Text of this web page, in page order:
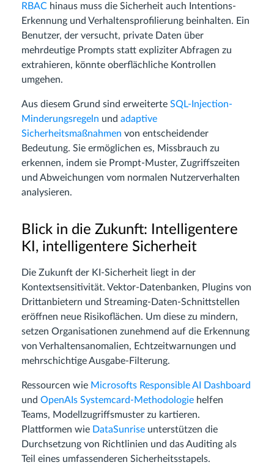
RBAC hinaus muss die Sicherheit auch Intentions-
Erkennung und Verhaltensprofilierung beinhalten. Ein
Benutzer, der versucht, private Daten über
mehrdeutige Prompts statt expliziter Abfragen zu
extrahieren, könnte oberflächliche Kontrollen
umgehen.
Aus diesem Grund sind erweiterte SQL-Injection-
Minderungsregeln und adaptive
Sicherheitsmaßnahmen von entscheidender
Bedeutung. Sie ermöglichen es, Missbrauch zu
erkennen, indem sie Prompt-Muster, Zugriffszeiten
und Abweichungen vom normalen Nutzerverhalten
analysieren.
Blick in die Zukunft: Intelligentere
KI, intelligentere Sicherheit
Die Zukunft der KI-Sicherheit liegt in der
Kontextsensitivität. Vektor-Datenbanken, Plugins von
Drittanbietern und Streaming-Daten-Schnittstellen
eröffnen neue Risikoflächen. Um diese zu mindern,
setzen Organisationen zunehmend auf die Erkennung
von Verhaltensanomalien, Echtzeitwarnungen und
mehrschichtige Ausgabe-Filterung.
Ressourcen wie Microsofts Responsible AI Dashboard
und OpenAIs Systemcard-Methodologie helfen
Teams, Modellzugriffsmuster zu kartieren.
Plattformen wie DataSunrise unterstützen die
Durchsetzung von Richtlinien und das Auditing als
Teil eines umfassenderen Sicherheitsstapels.